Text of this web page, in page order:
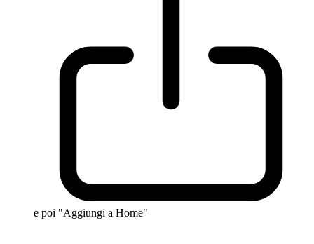
e poi "Aggiungi a Home"